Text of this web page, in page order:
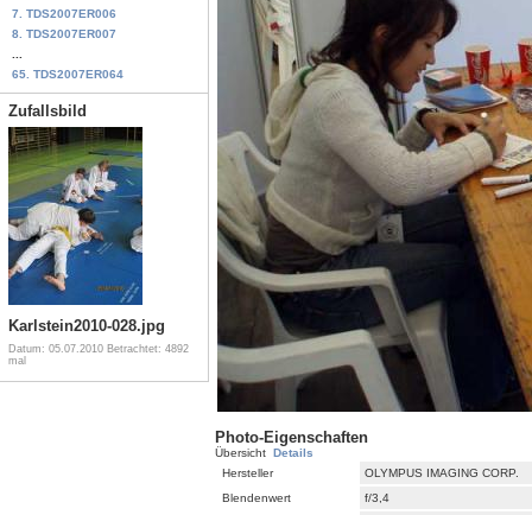
7. TDS2007ER006
8. TDS2007ER007
65. TDS2007ER064
Zufallsbild
Karlstein2010-028.jpg
Datum: 05.07.2010 Betrachtet: 4892
mal
Photo-Eigenschaften
Übersicht Details
Hersteller
OLYMPUS IMAGING CORP.
Blendenwert
f/3,4